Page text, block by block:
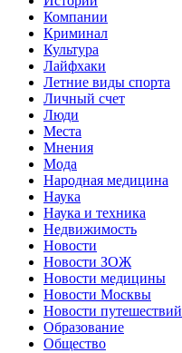
Компании
Криминал
Культура
Лайфхаки
Летние виды спорта
Личный счет
Люди
Места
Мнения
Мода
Народная медицина
Наука
Наука и техника
Недвижимость
Новости
Новости ЗОЖ
Новости медицины
Новости Москвы
Новости путешествий
Образование
Общество